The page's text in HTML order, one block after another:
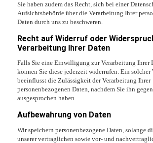
Sie haben zudem das Recht, sich bei einer
Aufsichtsbehörde über die Verarbeitung Ihrer
Daten durch uns zu beschweren.
Recht auf Widerruf oder
Verarbeitung Ihrer Daten
Falls Sie eine Einwilligung zur Verarbeitung Ihrer
können Sie diese jederzeit widerrufen. Ein solcher
beeinflusst die Zulässigkeit der Verarbeitung Ihrer
personenbezogenen Daten, nachdem Sie ihn
ausgesprochen haben.
Aufbewahrung von Daten
Wir speichern personenbezogene Daten, solange
unserer vertraglichen sowie vor- und